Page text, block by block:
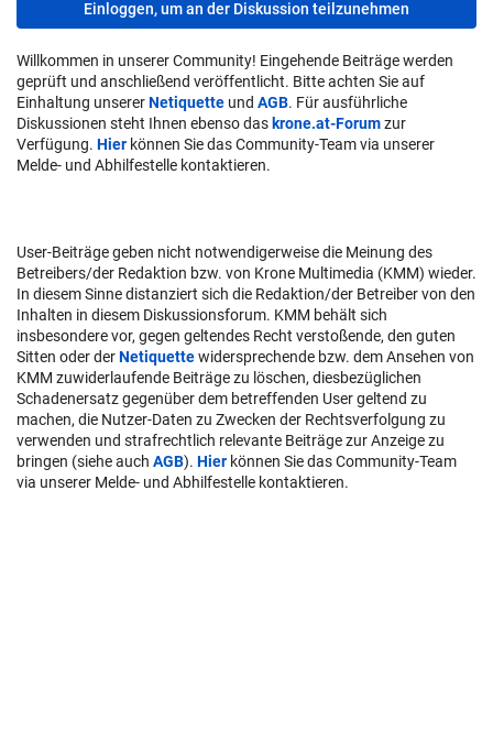
Einloggen, um an der Diskussion teilzunehmen
Willkommen in unserer Community! Eingehende Beiträge werden
geprüft und anschließend veröffentlicht. Bitte achten Sie auf
Einhaltung unsererNetiquette und AGB. Für ausführliche
Diskussionen steht Ihnen ebenso das krone.at-Forumzur
Verfügung. Hier können Sie das Community-Team via unserer
Melde- und Abhilfestelle kontaktieren.
User-Beiträge geben nicht notwendigerweise die Meinung des
Betreibers/der Redaktion bzw. von Krone Multimedia (KMM) wieder.
In diesem Sinne distanziert sich die Redaktion/der Betreiber von den
Inhalten in diesem Diskussionsforum. KMM behält sich
insbesondere vor, gegen geltendes Recht verstoßende, den guten
Sitten oder derNetiquettewidersprechende bzw. dem Ansehen von
KMM zuwiderlaufende Beiträge zu löschen, diesbezüglichen
Schadenersatz gegenüber dem betreffenden User geltend zu
machen, die Nutzer-Daten zu Zwecken der Rechtsverfolgung zu
verwenden und strafrechtlich relevante Beiträge zur Anzeige zu
bringen (siehe auch AGB). Hier können Sie das Community-Team
via unserer Melde- und Abhilfestelle kontaktieren.